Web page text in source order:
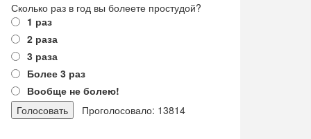
Сколько раз в год вы болеете простудой?
1 раз
2 раза
3 раза
Более 3 раз
Вообще не болею!
Проголосовало: 13814